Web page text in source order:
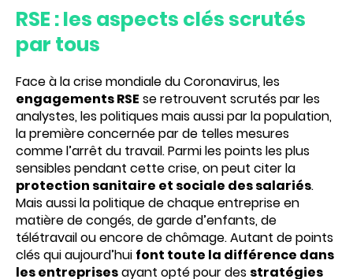
RSE : les aspects clés scrutés
par tous
Face à la crise mondiale du Coronavirus, les
engagements RSE se retrouvent scrutés par les
analystes, les politiques mais aussi par la population,
la première concernée par de telles mesures
comme l’arrêt du travail. Parmi les points les plus
sensibles pendant cette crise, on peut citer la
protection sanitaire et sociale des salariés.
Mais aussi la politique de chaque entreprise en
matière de congés, de garde d’enfants, de
télétravail ou encore de chômage. Autant de points
clés qui aujourd’hui font toute la différence dans
les entreprisesayant opté pour des stratégies